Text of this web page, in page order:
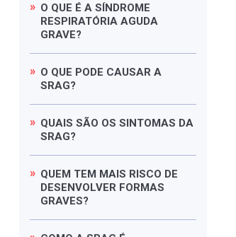
O QUE É A SÍNDROME
RESPIRATÓRIA AGUDA
GRAVE?
O QUE PODE CAUSAR A
SRAG?
QUAIS SÃO OS SINTOMAS DA
SRAG?
QUEM TEM MAIS RISCO DE
DESENVOLVER FORMAS
GRAVES?